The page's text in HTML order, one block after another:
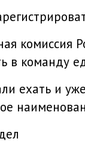
комиссия
в команду
ехать и